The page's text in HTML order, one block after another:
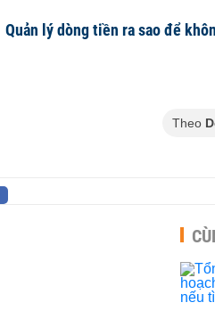
Quản lý dòng tiền ra sao để
Theo